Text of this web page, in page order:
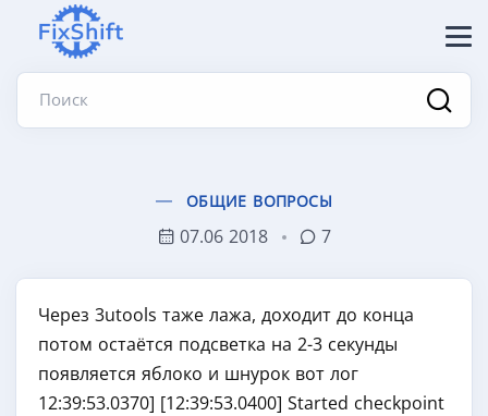
Поиск
ОБЩИЕ ВОПРОСЫ
07.06 2018 7
Через 3utools таже лажа, доходит до конца
потом остаётся подсветка на 2-3 секунды
появляется яблоко и шнурок вот лог
12:39:53.0370] [12:39:53.0400] Started checkpoint